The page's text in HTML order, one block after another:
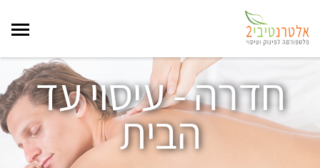
חדרה - עיסוי עד
הבית